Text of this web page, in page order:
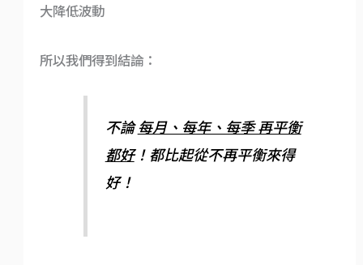
大降低波動
所以我們得到結論：
不論每月、每年、每季 再平衡
都好！都比起從不再平衡來得
好！